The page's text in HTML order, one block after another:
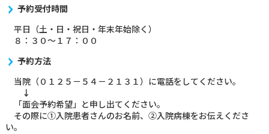
予約受付時間
平日（土・日・祝日・年末年始除く）
８：３０～１７：００
予約方法
当院（０１２５－５４－２１３１）に電話をしてください。
↓
「面会予約希望」と申し出てください。
その際に①入院患者さんのお名前、②入院病棟をお伝えくださ
い。